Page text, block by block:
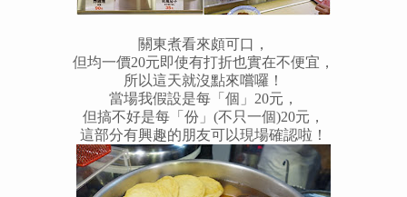
關東煮看來頗可口，
但均一價20元即使有打折也實在不便宜，
所以這天就沒點來嚐囉！
當場我假設是每「個」20元，
但搞不好是每「份」(不只一個)20元，
這部分有興趣的朋友可以現場確認啦！